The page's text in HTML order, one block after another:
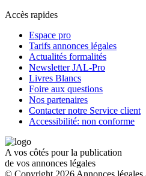
Accès rapides
Espace pro
Tarifs annonces légales
Actualités formalités
Newsletter JAL-Pro
Livres Blancs
Foire aux questions
Nos partenaires
Contacter notre Service client
Accessibilité: non conforme
A vos côtés pour la publication
de vos annonces légales
© Copyright 2026 Annonces légales